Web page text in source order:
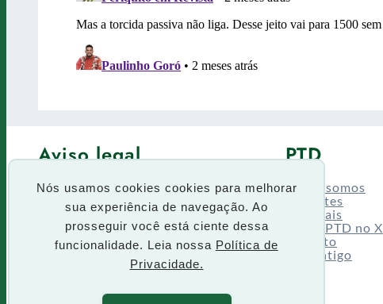
Nós usamos cookies cookies para melhorar
sua experiência de navegação. Ao
prosseguir você está ciente dessa
funcionalidade. Leia nossa Política de
Privacidade.
Aviso legal
Termos de uso
PTD
Quem somos
Enquetes
Especiais
Siga o PTD no X
Contato
Site antigo